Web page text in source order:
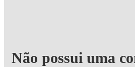
Não possui uma